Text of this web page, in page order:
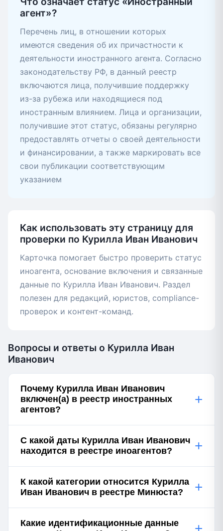
агент»?
Перечень лиц, в отношении которых
имеются сведения об их причастности к
деятельности иностранного агента. Согласно
законодательству РФ, в данный реестр
включаются лица, получившие поддержку
из-за рубежа или находящиеся под
иностранным влиянием. Лица и организации,
получившие этот статус, обязаны регулярно
предоставлять отчеты о своей деятельности
и финансировании, а также маркировать все
свои публикации соответствующим
указанием
Как использовать эту страницу для
проверки по Курилла Иван Иванович
Карточка помогает быстро проверить статус
иноагента, основание включения и связанные
данные по Курилла Иван Иванович. Раздел
полезен для редакций, юристов, compliance-
проверок и контент-команд.
Вопросы и ответы о Курилла Иван
Иванович
Почему Курилла Иван Иванович
включен(а) в реестр иностранных
агентов?
+
С какой даты Курилла Иван Иванович
находится в реестре иноагентов?
+
К какой категории относится Курилла
Иван Иванович в реестре Минюста?
+
Какие идентификационные данные